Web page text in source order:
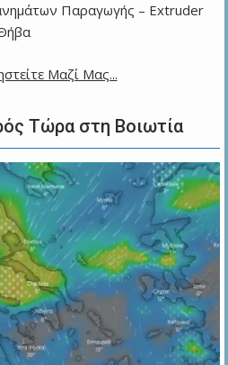
Παραγωγής – Extruder
Τώρα στη Βοιωτία